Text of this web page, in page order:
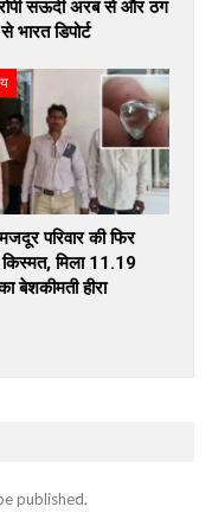
सऊदी अरब से और ठग
भारत डिपोर्ट
परिवार की फिर
मिला 11.19
बेशकीमती हीरा
published.